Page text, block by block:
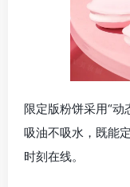
限定版粉饼采用“动
吸油不吸水，既能
时刻在线。